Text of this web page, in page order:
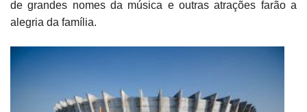
de grandes nomes da música e outras atrações farão a
alegria da família.